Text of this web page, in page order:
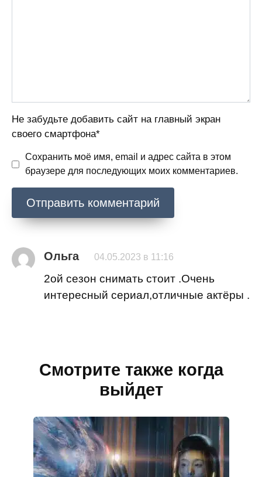
Не забудьте добавить сайт на главный экран
своего смартфона*
Сохранить моё имя, email и адрес сайта в этом
браузере для последующих моих комментариев.
Ольга 04.05.2023 в 11:16
2ой сезон снимать стоит .Очень
интересный сериал,отличные актёры .
Смотрите также когда
выйдет